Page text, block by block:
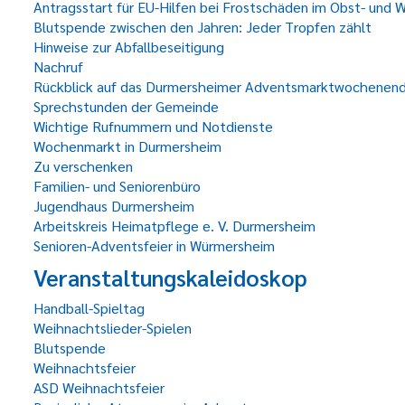
Antragsstart für EU-Hilfen bei Frostschäden im Obst- und
Blutspende zwischen den Jahren: Jeder Tropfen zählt
Hinweise zur Abfallbeseitigung
Nachruf
Rückblick auf das Durmersheimer
Sprechstunden der Gemeinde
Wichtige Rufnummern und Notdienste
Wochenmarkt in Durmersheim
Zu verschenken
Familien- und Seniorenbüro
Jugendhaus Durmersheim
Arbeitskreis Heimatpflege e. V. Durmersheim
Senioren-Adventsfeier in Würmersheim
Veranstaltungskaleidoskop
Handball-Spieltag
Weihnachtslieder-Spielen
Blutspende
Weihnachtsfeier
ASD Weihnachtsfeier